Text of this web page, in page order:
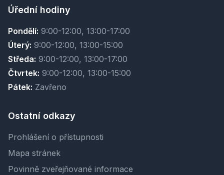
Úřední hodiny
Pondělí: 9:00-12:00, 13:00-17:00
Úterý: 9:00-12:00, 13:00-15:00
Středa: 9:00-12:00, 13:00-17:00
Čtvrtek: 9:00-12:00, 13:00-15:00
Pátek: Zavřeno
Ostatní odkazy
Prohlášení o přístupnosti
Mapa stránek
Povinně zveřejňované informace